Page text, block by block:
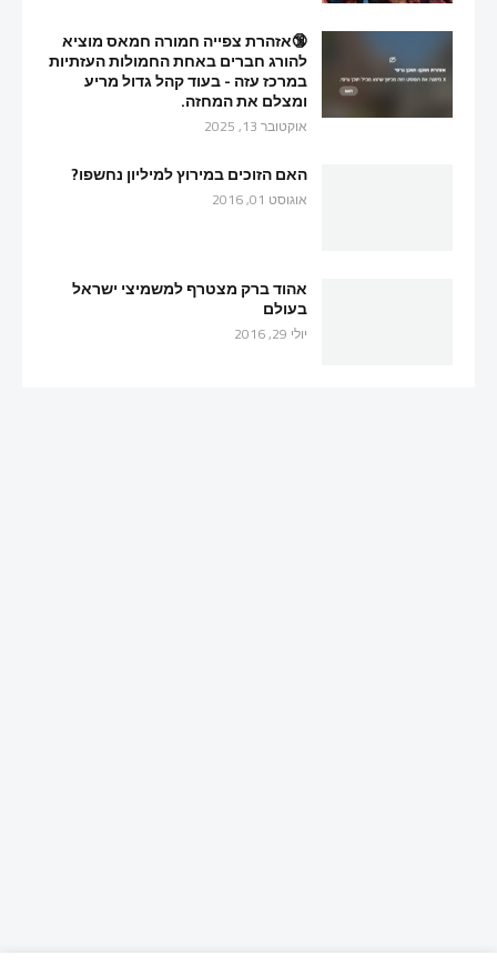
🔞אזהרת צפייה חמורה חמאס מוציא
להורג חברים באחת החמולות העזתיות
במרכז עזה - בעוד קהל גדול מריע
ומצלם את המחזה.
אוקטובר 13, 2025
האם הזוכים במירוץ למיליון נחשפו?
אוגוסט 01, 2016
אהוד ברק מצטרף למשמיצי ישראל
בעולם
יולי 29, 2016